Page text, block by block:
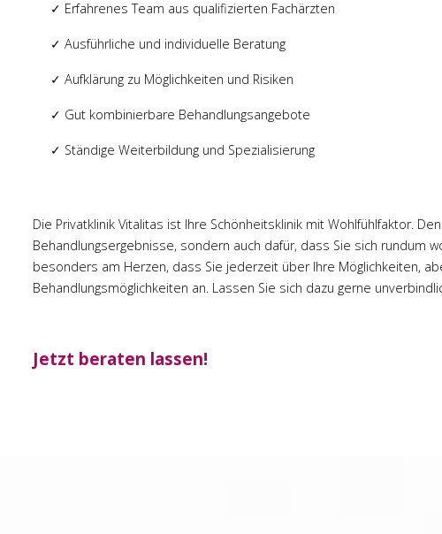
✓ Erfahrenes Team aus qualifizierten Fachärzten
✓ Ausführliche und individuelle Beratung
✓ Aufklärung zu Möglichkeiten und Risiken
✓ Gut kombinierbare Behandlungsangebote
✓ Ständige Weiterbildung und Spezialisierung
Die Privatklinik Vitalitas ist Ihre Schönheitsklinik mit Wohlfühlfaktor.
Behandlungsergebnisse, sondern auch dafür, dass Sie sich rundum
besonders am Herzen, dass Sie jederzeit über Ihre Möglichkeiten,
Behandlungsmöglichkeiten an. Lassen Sie sich dazu gerne
Jetzt beraten lassen!